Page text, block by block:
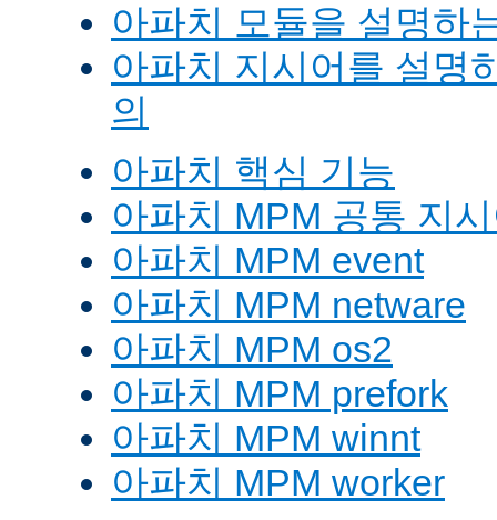
아파치 모듈을 설명하
아파치 지시어를 설명
의
아파치 핵심 기능
아파치 MPM 공통 지
아파치 MPM event
아파치 MPM netware
아파치 MPM os2
아파치 MPM prefork
아파치 MPM winnt
아파치 MPM worker